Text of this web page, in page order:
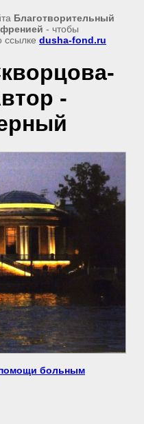
Благотворительный
- чтобы
ссылке dusha-fond.ru
-
больным